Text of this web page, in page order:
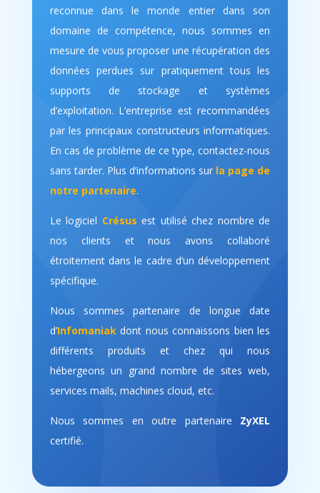
reconnue dans le monde entier dans son
domaine de compétence, nous sommes en
mesure de vous proposer une récupération des
données perdues sur pratiquement tous les
supports de stockage et systèmes
d’exploitation. L’entreprise est recommandées
par les principaux constructeurs informatiques.
En cas de problème de ce type, contactez-nous
sans tarder. Plus d’informations sur la page de
notre partenaire.
Le logiciel Crésus est utilisé chez nombre de
nos clients et nous avons collaboré
étroitement dans le cadre d’un développement
spécifique.
Nous sommes partenaire de longue date
d’Infomaniakdont nous connaissons bien les
différents produits et chez qui nous
hébergeons un grand nombre de sites web,
services mails, machines cloud, etc.
Nous sommes en outre partenaire ZyXEL
certifié.